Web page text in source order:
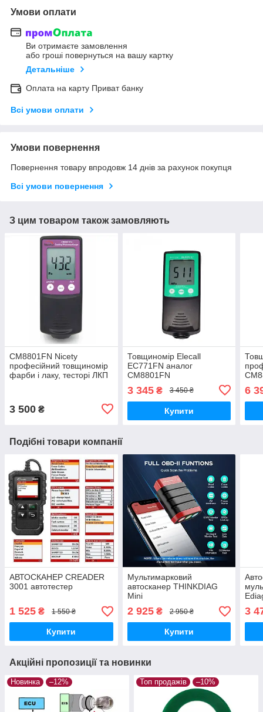
Умови оплати
Ви отримаєте замовлення
або гроші повернуться на вашу картку
Детальніше
Оплата на карту Приват банку
Всі умови оплати
Умови повернення
Повернення товару впродовж 14 днів за рахунок покупця
Всі умови повернення
З цим товаром також замовляють
СМ8801FN Nicety
професійний товщиномір
фарби і лаку, тесторі ЛКП
3 500 ₴
Товщиномір Elecall
EC771FN аналог
СМ8801FN
3 345₴ 3 450 ₴
Купити
6
Подібні товари компанії
АВТОСКАНЕР CREADER
3001 автотестер
1 525 ₴ 1 550 ₴
Купити
Мультимарковий
автосканер THINKDIAG
Mini
2 925₴ 2 950 ₴
Купити
3
Акційні пропозиції та новинки
Новинка –12% Топ продажів –10%